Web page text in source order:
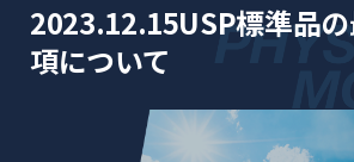
2023.12.15USP標準品
項について